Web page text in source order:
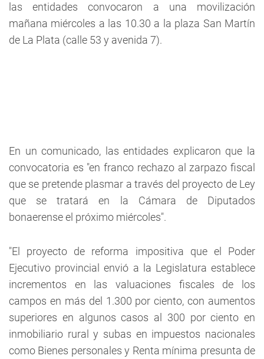
las entidades convocaron a una movilización
mañana miércoles a las 10.30 a la plaza San Martín
de La Plata (calle 53 y avenida 7).
En un comunicado, las entidades explicaron que la
convocatoria es "en franco rechazo al zarpazo fiscal
que se pretende plasmar a través del proyecto de Ley
que se tratará en la Cámara de Diputados
bonaerense el próximo miércoles".
"El proyecto de reforma impositiva que el Poder
Ejecutivo provincial envió a la Legislatura establece
incrementos en las valuaciones fiscales de los
campos en más del 1.300 por ciento, con aumentos
superiores en algunos casos al 300 por ciento en
inmobiliario rural y subas en impuestos nacionales
como Bienes personales y Renta mínima presunta de